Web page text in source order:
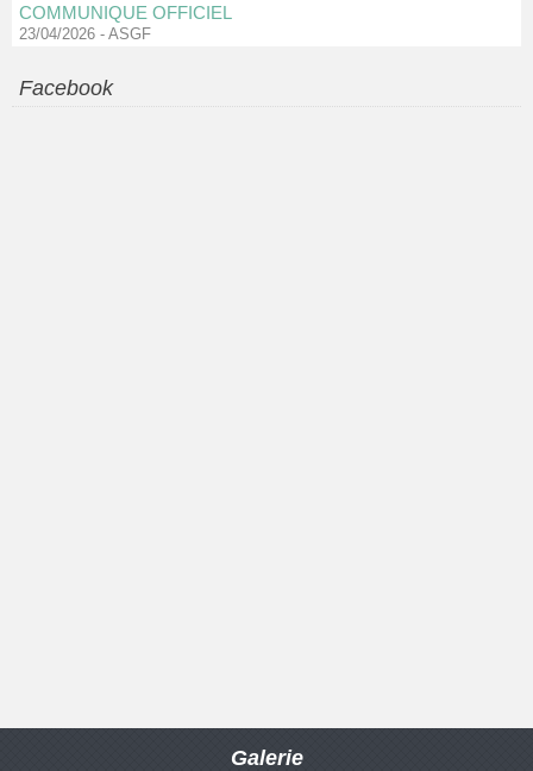
COMMUNIQUE OFFICIEL
23/04/2026 - ASGF
Facebook
Galerie